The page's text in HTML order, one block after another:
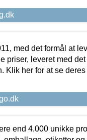
med det formål at
priser, leveret med
Klik her for at se
end 4.000 unikke